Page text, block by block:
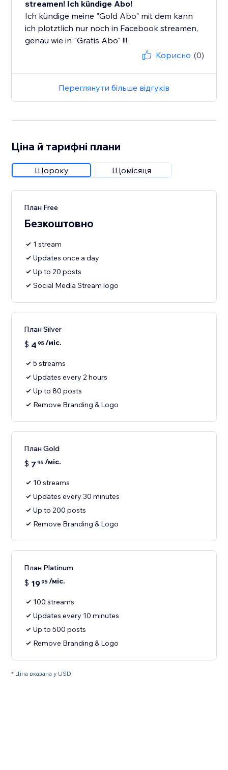
streamen! Ich kündige Abo!
Ich kündige meine "Gold Abo" mit dem kann
ich plotztlich nur noch in Facebook streamen,
genau wie in "Gratis Abo" !!!
Корисно (0)
Переглянути більше відгуків
Ціна й тарифні плани
Щороку Щомісяця
План Free
Безкоштовно
1 stream
Updates once a day
Up to 20 posts
Social Media Stream logo
План Silver
$ 4 95/міс.
5 streams
Updates every 2 hours
Up to 80 posts
Remove Branding & Logo
План Gold
$ 7 95/міс.
10 streams
Updates every 30 minutes
Up to 200 posts
Remove Branding & Logo
План Platinum
$ 1995/міс.
100 streams
Updates every 10 minutes
Up to 500 posts
Remove Branding & Logo
* Ціна вказана у USD.